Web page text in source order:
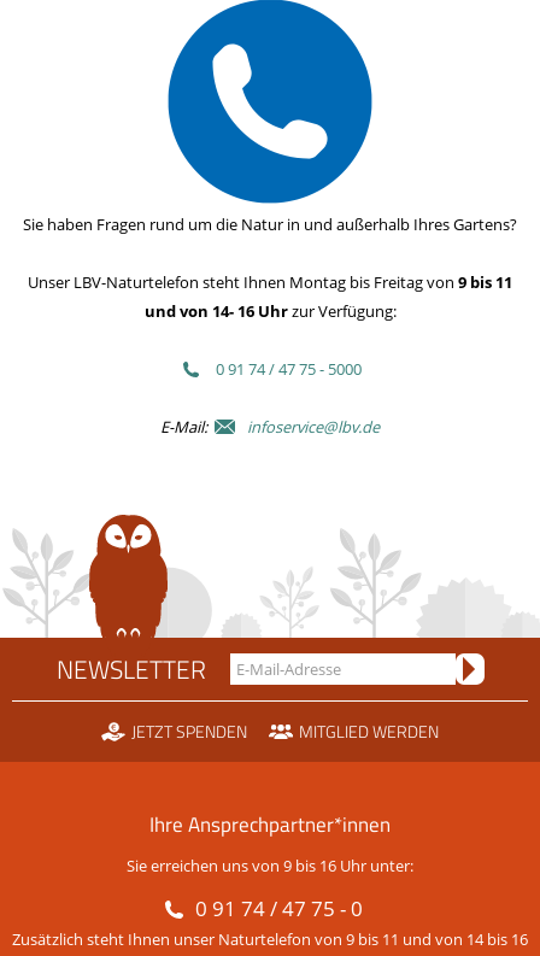
Sie haben Fragen rund um die Natur in und außerhalb Ihres Gartens?
Unser LBV-Naturtelefon steht Ihnen Montag bis Freitag von 9 bis 11
und von 14- 16 Uhrzur Verfügung:
0 91 74 / 47 75 - 5000
E-Mail: infoservice@lbv.de
NEWSLETTER
JETZT SPENDEN MITGLIED WERDEN
Ihre Ansprechpartner*innen
Sie erreichen uns von 9 bis 16 Uhr unter:
0 91 74 / 47 75 - 0
Zusätzlich steht Ihnen unser Naturtelefon von 9 bis 11 und von 14 bis 16